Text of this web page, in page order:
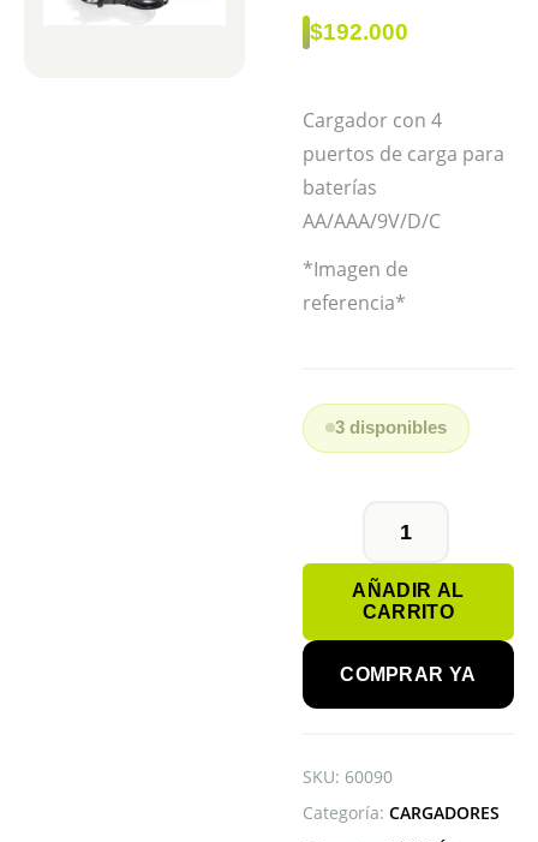
5
basado
en
$192.000
Cargador con 4
puertos de carga para
baterías
AA/AAA/9V/D/C
*Imagen de
referencia*
3 disponibles
CARGADOR
EBL
UNIVERSAL
INTELIGENTE
cantidad
AÑADIR AL
CARRITO
COMPRAR YA
SKU: 60090
Categoría: CARGADORES